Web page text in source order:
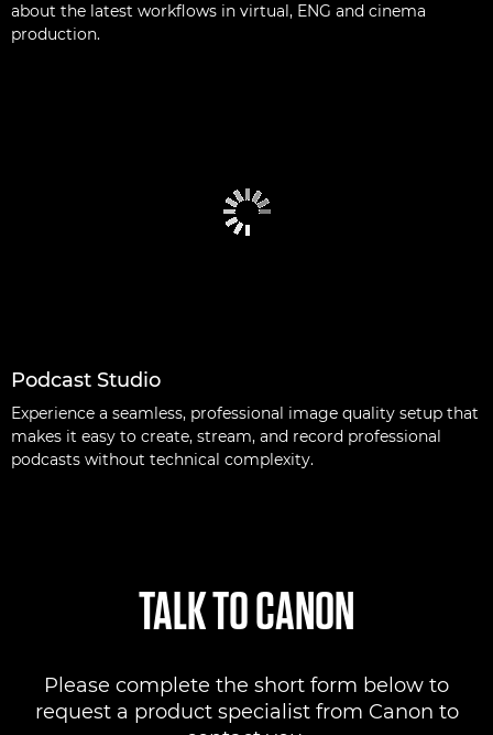
about the latest workflows in virtual, ENG and cinema
production.
Podcast Studio
Experience a seamless, professional image quality setup that
makes it easy to create, stream, and record professional
podcasts without technical complexity.
TALK TO CANON
Please complete the short form below to
request a product specialist from Canon to